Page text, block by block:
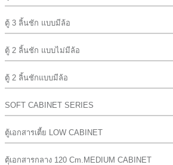
ตู้ 3 ลิ้นชัก แบบมีล้อ
ตู้ 2 ลิ้นชัก แบบไม่มีล้อ
ตู้ 2 ลิ้นชักแบบมีล้อ
SOFT CABINET SERIES
ตู้เอกสารเตี้ย LOW CABINET
ตุ้เอกสารกลาง 120 Cm.MEDIUM CABINET